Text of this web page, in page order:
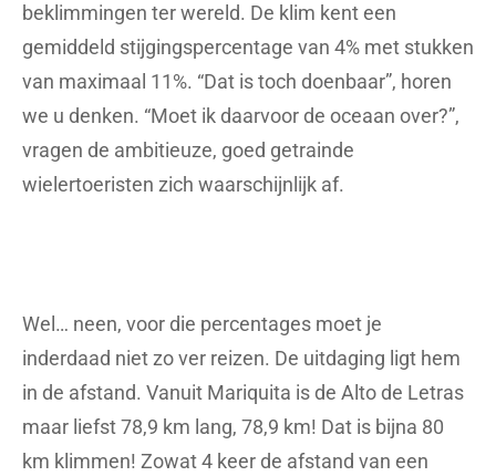
beklimmingen ter wereld. De klim kent een
gemiddeld stijgingspercentage van 4% met stukken
van maximaal 11%. “Dat is toch doenbaar”, horen
we u denken. “Moet ik daarvoor de oceaan over?”,
vragen de ambitieuze, goed getrainde
wielertoeristen zich waarschijnlijk af.
Wel… neen, voor die percentages moet je
inderdaad niet zo ver reizen. De uitdaging ligt hem
in de afstand. Vanuit Mariquita is de Alto de Letras
maar liefst 78,9 km lang, 78,9 km! Dat is bijna 80
km klimmen! Zowat 4 keer de afstand van een